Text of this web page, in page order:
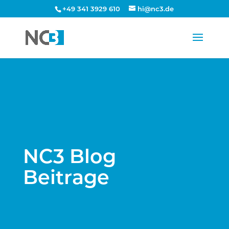
+49 341 3929 610 hi@nc3.de
NC3 Blog
Beitrage